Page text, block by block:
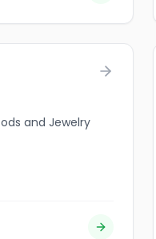
and Jewelry